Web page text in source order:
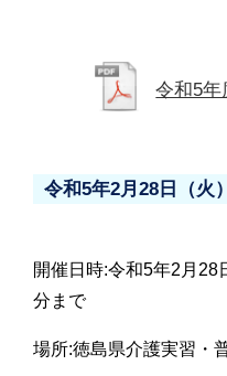
令和5年
令和5年2月28日（火）
開催日時:令和5年2月28
分まで
場所:徳島県介護実習・